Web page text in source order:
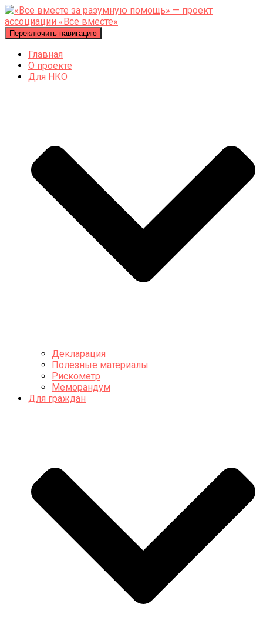
Переключить навигацию
Главная
О проекте
Для НКО
Декларация
Полезные материалы
Рискометр
Меморандум
Для граждан